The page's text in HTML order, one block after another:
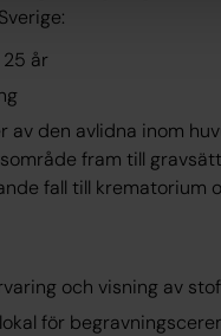
år
av den avlidna inom
fram till
fall till krematorium
och visning av
för